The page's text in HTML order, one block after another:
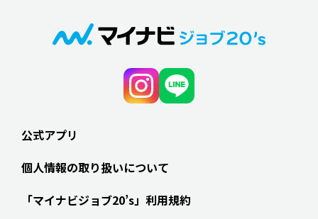
公式アプリ
個人情報の取り扱いについて
「マイナビジョブ20’s」利用規約